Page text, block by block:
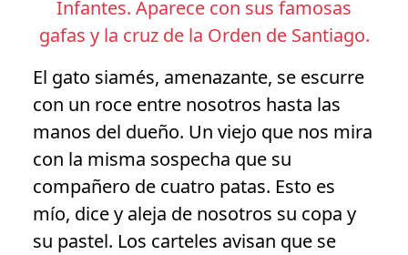
Infantes. Aparece con sus famosas
gafas y la cruz de la Orden de Santiago.
El gato siamés, amenazante, se escurre
con un roce entre nosotros hasta las
manos del dueño. Un viejo que nos mira
con la misma sospecha que su
compañero de cuatro patas. Esto es
mío, dice y aleja de nosotros su copa y
su pastel. Los carteles avisan que se